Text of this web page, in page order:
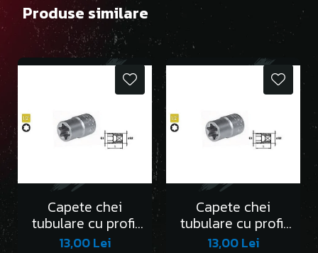
Produse similare
Capete chei
tubulare cu profil
Torx 1/2” E10
13,00 Lei
Capete chei
tubulare cu profil
Torx 1/2” E11
13,00 Lei